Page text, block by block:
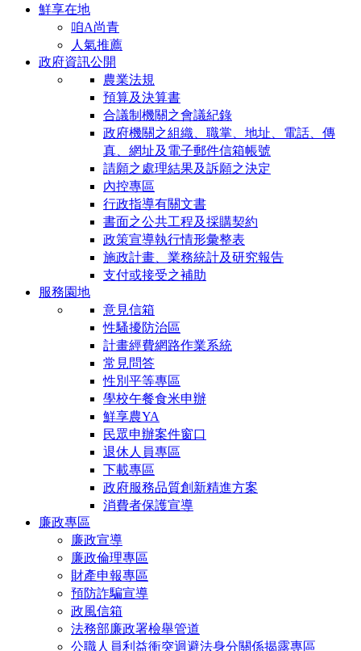
鮮享在地
咱A尚青
人氣推薦
政府資訊公開
農業法規
預算及決算書
合議制機關之會議紀錄
政府機關之組織、職掌、地址、電話、傳
真、網址及電子郵件信箱帳號
請願之處理結果及訴願之決定
內控專區
行政指導有關文書
書面之公共工程及採購契約
政策宣導執行情形彙整表
施政計畫、業務統計及研究報告
支付或接受之補助
服務園地
意見信箱
性騷擾防治區
計畫經費網路作業系統
常見問答
性別平等專區
學校午餐食米申辦
鮮享農YA
民眾申辦案件窗口
退休人員專區
下載專區
政府服務品質創新精進方案
消費者保護宣導
廉政專區
廉政宣導
廉政倫理專區
財產申報專區
預防詐騙宣導
政風信箱
法務部廉政署檢舉管道
公職人員利益衝突迴避法身分關係揭露專區